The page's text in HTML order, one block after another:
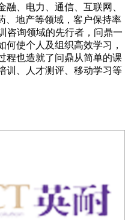
、电力、通信、互联网、
、地产等领域，客户保持率
询领域的先行者，问鼎一
何使个人及组织高效学习，
程也造就了问鼎从简单的课
训、人才测评、移动学习等